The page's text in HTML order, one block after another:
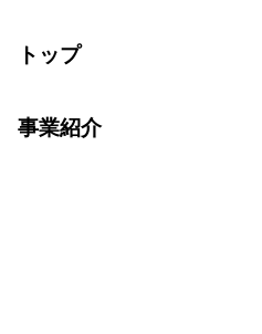
トップ
事業紹介